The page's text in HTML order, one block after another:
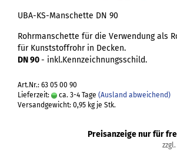
UBA-KS-Manschette DN 90
Rohrmanschette für die Verwendung als
für Kunststoffrohr in Decken.
DN 90- inkl.Kennzeichnungsschild.
Art.Nr.: 63 05 00 90
Lieferzeit:
ca. 3-4 Tage (Ausland abweichend)
Versandgewicht: 0,95 kg je Stk.
Preisanzeige nur für
zzgl.